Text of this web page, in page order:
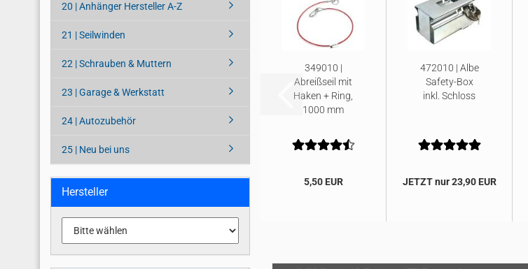
349010 |
Abreißseil mit
Haken + Ring,
1000 mm
5,50 EUR
472010 | Albe
Safety-Box
inkl. Schloss
JETZT nur 23,90 EUR
20 | Anhänger Hersteller A-Z
21 | Seilwinden
22 | Schrauben & Muttern
23 | Garage & Werkstatt
24 | Autozubehör
25 | Neu bei uns
Hersteller